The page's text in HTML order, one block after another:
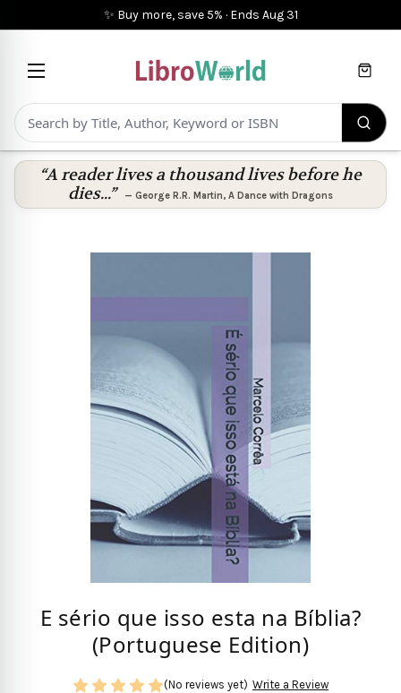
✨ Buy more, save 5% · Ends Aug 31
Cart
“A reader lives a thousand lives before he
dies...”
— George R.R. Martin, A Dance with Dragons
E sério que isso esta na Bíblia?
(Portuguese Edition)
(No reviews yet) Write a Review